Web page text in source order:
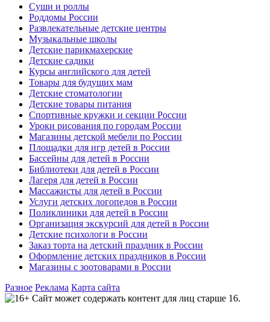
Суши и роллы
Роддомы России
Развлекательные детские центры
Музыкальные школы
Детские парикмахерские
Детские садики
Курсы английского для детей
Товары для будущих мам
Детские стоматологии
Детские товары питания
Спортивные кружки и секции России
Уроки рисования по городам России
Магазины детской мебели по России
Площадки для игр детей в России
Бассейны для детей в России
Библиотеки для детей в России
Лагеря для детей в России
Массажисты для детей в России
Услуги детских логопедов в России
Поликлиники для детей в России
Организация экскурсий для детей в России
Детские психологи в России
Заказ торта на детский праздник в России
Оформление детских праздников в России
Магазины с зоотоварами в России
Разное Реклама Карта сайта
Сайт может содержать контент для лиц старше 16.